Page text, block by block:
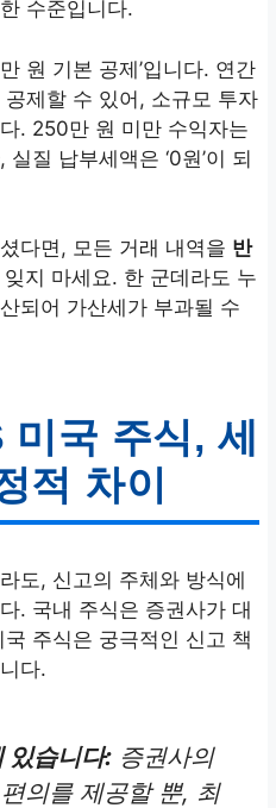
수준입니다.
원 기본 공제’입니다. 연간
제할 수 있어, 소규모 투자
. 250만 원 미만 수익자는
질 납부세액은 ‘0원’이 되
다면, 모든 거래 내역을 반
지 마세요. 한 군데라도 누
되어 가산세가 부과될 수
국 주식, 세
적 차이
도, 신고의 주체와 방식에
. 국내 주식은 증권사가 대
주식은 궁극적인 신고 책
다.
있습니다: 증권사의
의를 제공할 뿐, 최